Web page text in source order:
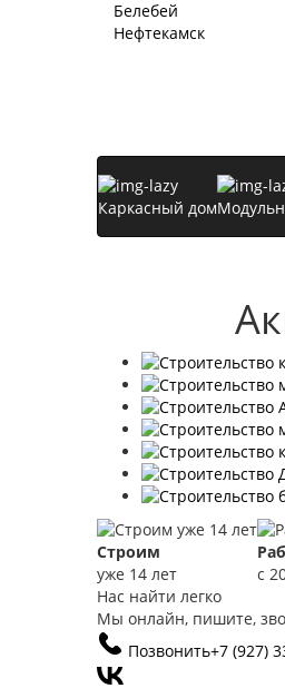
Белебей
Нефтекамск
Каркасный дом
Строим
уже 14 лет
с
Нас найти легко
Мы онлайн, пишите,
Позвонить+7 (927)